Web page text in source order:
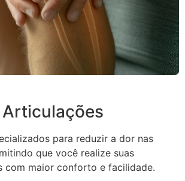
Articulações
para reduzir a dor nas
que você realize suas
com maior conforto e facilidade.